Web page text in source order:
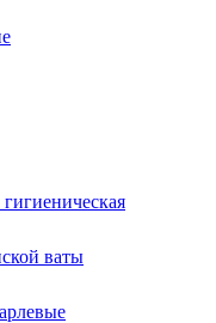
ваты